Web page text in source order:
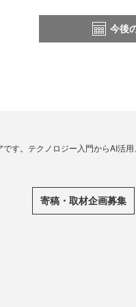
今後
す。テクノロジー入門からAI活
寄稿・取材企画募集